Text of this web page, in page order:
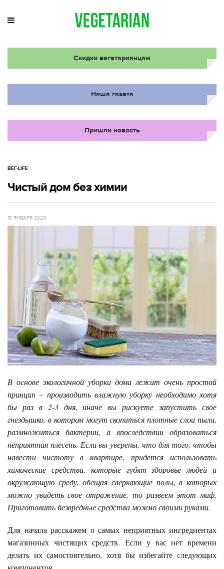
Скидки вегетарианцам
Наша газета
Пришли новость
ВЕГ-LIFE
Чистый дом без химии
15 ЯНВАРЯ 2020
В основе экологичной уборки дома лежит очень простой
принцип – производить влажную уборку необходимо хотя
бы раз в 2-3 дня, иначе вы рискуете запустить свое
гнездышко, в котором могут скопиться плотные слои пыли,
размножиться бактерии, а впоследствии образоваться
неприятная плесень. Если вы уверены, что для того, чтобы
навести чистоту в квартире, придется использовать
химические средства, которые губят здоровье людей и
окружающую среду, обещая сверкающие полы, в которых
можно увидеть свое отражение, то развеем этот миф.
Приготовить безвредные средства можно своими руками.
Для начала расскажем о самых неприятных ингредиентах
магазинных чистящих средств. Если у вас нет времени
делать их самостоятельно, хотя бы избегайте следующих